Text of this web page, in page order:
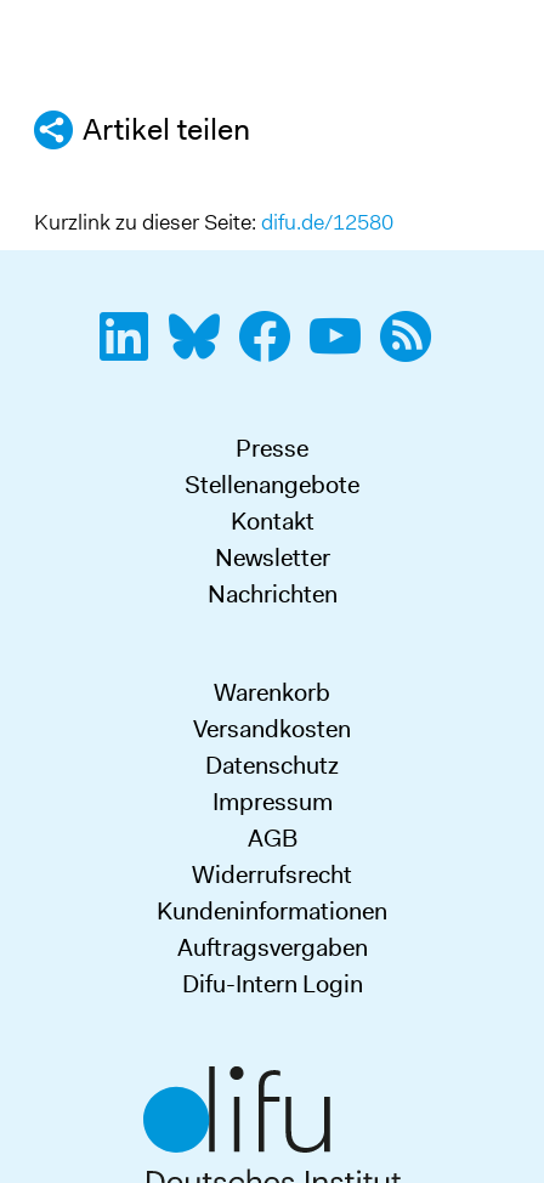
Artikel teilen
Kurzlink zu dieser Seite: difu.de/12580
Presse
Stellenangebote
Kontakt
Newsletter
Nachrichten
Warenkorb
Versandkosten
Datenschutz
Impressum
AGB
Widerrufsrecht
Kundeninformationen
Auftragsvergaben
Difu-Intern Login